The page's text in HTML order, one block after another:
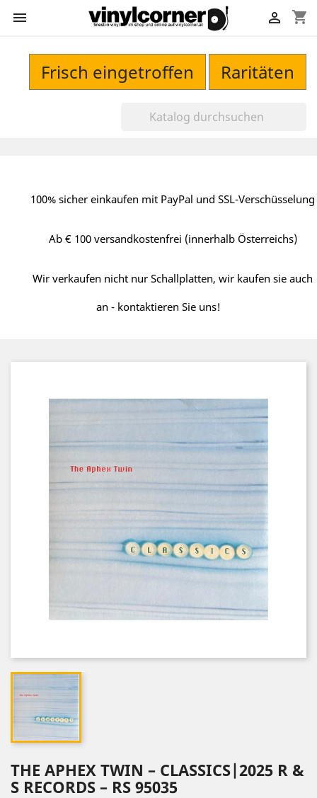
 shopping_cart

Frisch eingetroffen Raritäten
100% sicher einkaufen mit PayPal und SSL-Verschüsselung
Ab € 100 versandkostenfrei (innerhalb Österreichs)
Wir verkaufen nicht nur Schallplatten, wir kaufen sie auch
an - kontaktieren Sie uns!
THE APHEX TWIN – CLASSICS|2025 R &
S RECORDS – RS 95035